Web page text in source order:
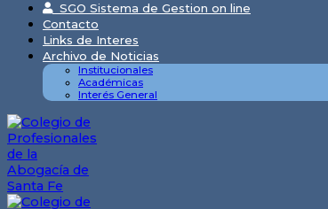
SGO Sistema de Gestion on line
Contacto
Links de Interes
Archivo de Noticias
Institucionales
Académicas
Interés General